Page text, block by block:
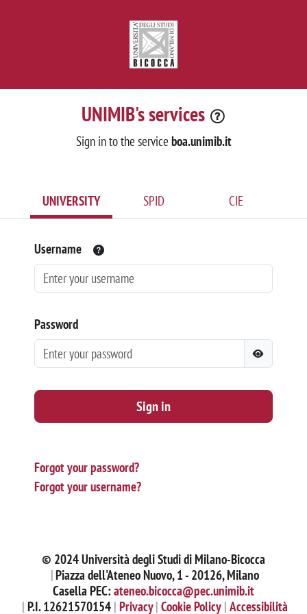
UNIMIB's services
Sign in to the service boa.unimib.it
UNIVERSITY SPID CIE
Username
Password
Sign in
Forgot your password?
Forgot your username?
© 2024 Università degli Studi di Milano-Bicocca
Piazza dell'Ateneo Nuovo, 1 - 20126, Milano
Casella PEC:ateneo.bicocca@pec.unimib.it
P.I. 12621570154 Privacy Cookie Policy Accessibilità